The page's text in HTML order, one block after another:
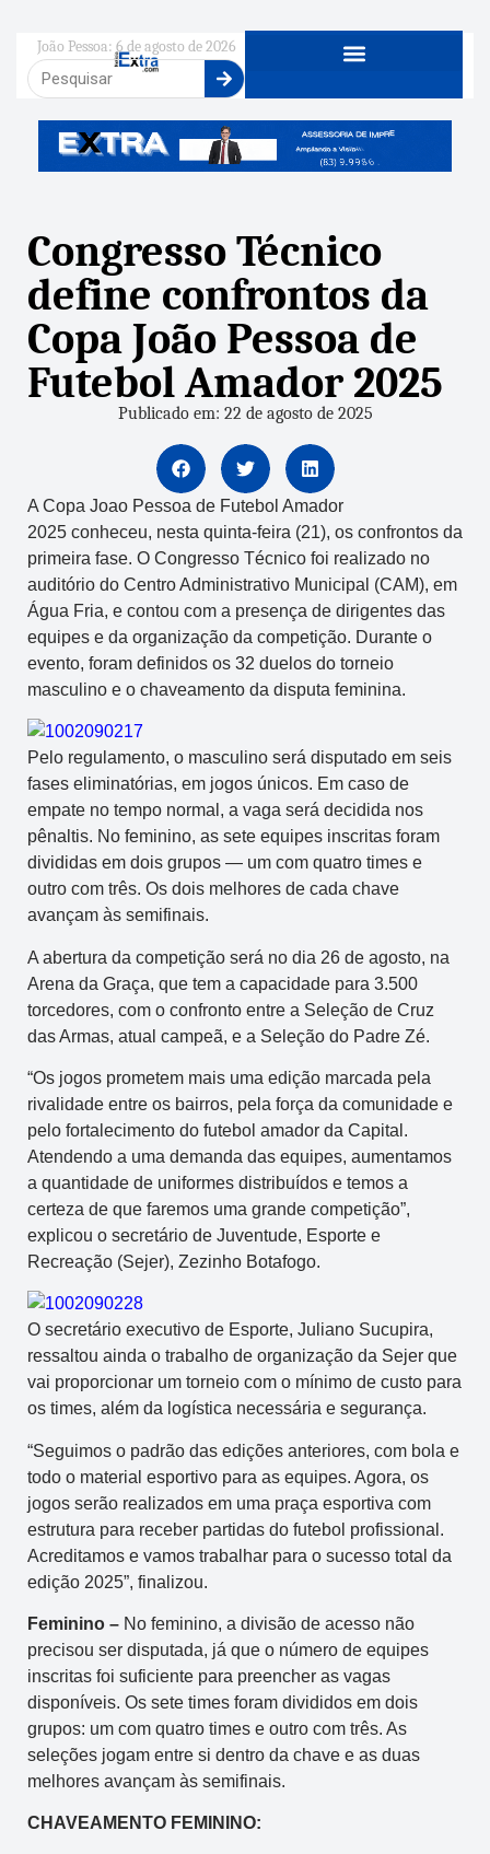
João Pessoa: 6 de agosto de 2026
Congresso Técnico
define confrontos da
Copa João Pessoa de
Futebol Amador 2025
Publicado em: 22 de agosto de 2025
A Copa Joao Pessoa de Futebol Amador
2025 conheceu, nesta quinta-feira (21), os confrontos da
primeira fase. O Congresso Técnico foi realizado no
auditório do Centro Administrativo Municipal (CAM), em
Água Fria, e contou com a presença de dirigentes das
equipes e da organização da competição. Durante o
evento, foram definidos os 32 duelos do torneio
masculino e o chaveamento da disputa feminina.
Pelo regulamento, o masculino será disputado em seis
fases eliminatórias, em jogos únicos. Em caso de
empate no tempo normal, a vaga será decidida nos
pênaltis. No feminino, as sete equipes inscritas foram
divididas em dois grupos — um com quatro times e
outro com três. Os dois melhores de cada chave
avançam às semifinais.
A abertura da competição será no dia 26 de agosto, na
Arena da Graça, que tem a capacidade para 3.500
torcedores, com o confronto entre a Seleção de Cruz
das Armas, atual campeã, e a Seleção do Padre Zé.
“Os jogos prometem mais uma edição marcada pela
rivalidade entre os bairros, pela força da comunidade e
pelo fortalecimento do futebol amador da Capital.
Atendendo a uma demanda das equipes, aumentamos
a quantidade de uniformes distribuídos e temos a
certeza de que faremos uma grande competição”,
explicou o secretário de Juventude, Esporte e
Recreação (Sejer), Zezinho Botafogo.
O secretário executivo de Esporte, Juliano Sucupira,
ressaltou ainda o trabalho de organização da Sejer que
vai proporcionar um torneio com o mínimo de custo para
os times, além da logística necessária e segurança.
“Seguimos o padrão das edições anteriores, com bola e
todo o material esportivo para as equipes. Agora, os
jogos serão realizados em uma praça esportiva com
estrutura para receber partidas do futebol profissional.
Acreditamos e vamos trabalhar para o sucesso total da
edição 2025”, finalizou.
Feminino – No feminino, a divisão de acesso não
precisou ser disputada, já que o número de equipes
inscritas foi suficiente para preencher as vagas
disponíveis. Os sete times foram divididos em dois
grupos: um com quatro times e outro com três. As
seleções jogam entre si dentro da chave e as duas
melhores avançam às semifinais.
CHAVEAMENTO FEMININO: